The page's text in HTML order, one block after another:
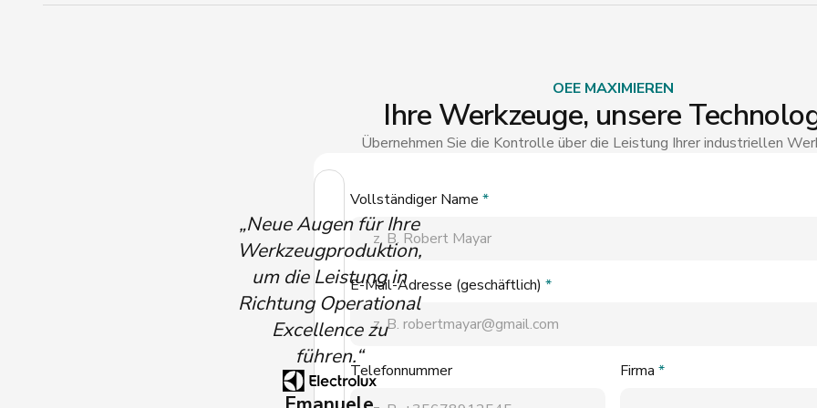
OEE MAXIMIEREN
Ihre Werkzeuge, unsere
Übernehmen Sie die Kontrolle über die Leistung Ihrer industriellen
„Neue Augen für Ihre
Werkzeugproduktion,
um die Leistung in
Richtung Operational
Excellence zu
führen.“
Vollständiger Name *
E-Mail-Adresse (geschäftlich) *
Telefonnummer Firma *